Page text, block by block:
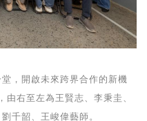
，開啟未來跨界合作的新機
右至左為王賢志、李秉圭、
千韶、王峻偉藝師。